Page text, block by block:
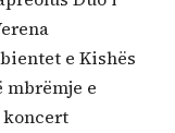
e Kishës
mbrëmje e
koncert